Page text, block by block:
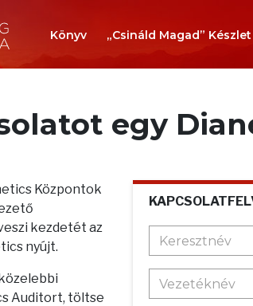
Könyv „Csináld Magad” Készlet
egy
Központok
kezdetét az
nyújt.
Auditort, töltse